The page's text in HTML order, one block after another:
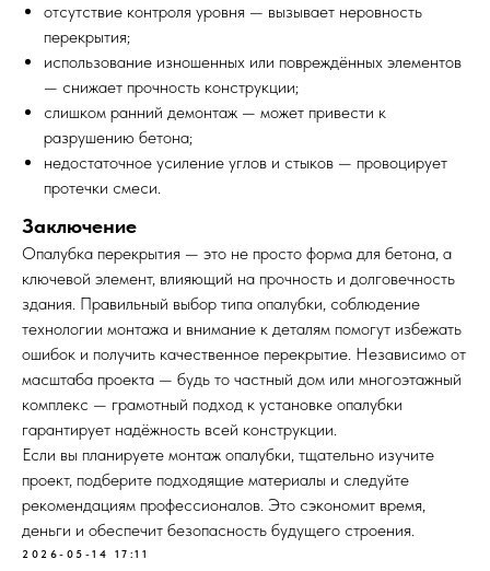
отсутствие контроля уровня — вызывает неровность
перекрытия;
использование изношенных или повреждённых элементов
— снижает прочность конструкции;
слишком ранний демонтаж — может привести к
разрушению бетона;
недостаточное усиление углов и стыков — провоцирует
протечки смеси.
Заключение
Опалубка перекрытия — это не просто форма для бетона, а
ключевой элемент, влияющий на прочность и долговечность
здания. Правильный выбор типа опалубки, соблюдение
технологии монтажа и внимание к деталям помогут избежать
ошибок и получить качественное перекрытие. Независимо от
масштаба проекта — будь то частный дом или многоэтажный
комплекс — грамотный подход к установке опалубки
гарантирует надёжность всей конструкции.
Если вы планируете монтаж опалубки, тщательно изучите
проект, подберите подходящие материалы и следуйте
рекомендациям профессионалов. Это сэкономит время,
деньги и обеспечит безопасность будущего строения.
2026-05-14 17:11